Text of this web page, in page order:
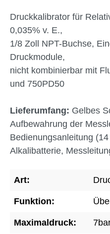
Druckkalibrator für
0,035% v. E.,
1/8 Zoll NPT-Buchse,
Druckmodule,
nicht kombinierbar mit
und 750PD50
Lieferumfang: Gelbes
Aufbewahrung der
Bedienungsanleitung
Alkalibatterie,
Art:
Funktion:
Maximaldruck: